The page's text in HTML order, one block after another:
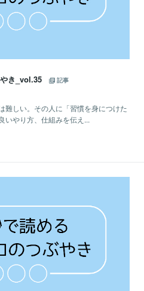
き_vol.35
記事
難しい。その人に「習慣を身につけた
いやり方、仕組みを伝え...